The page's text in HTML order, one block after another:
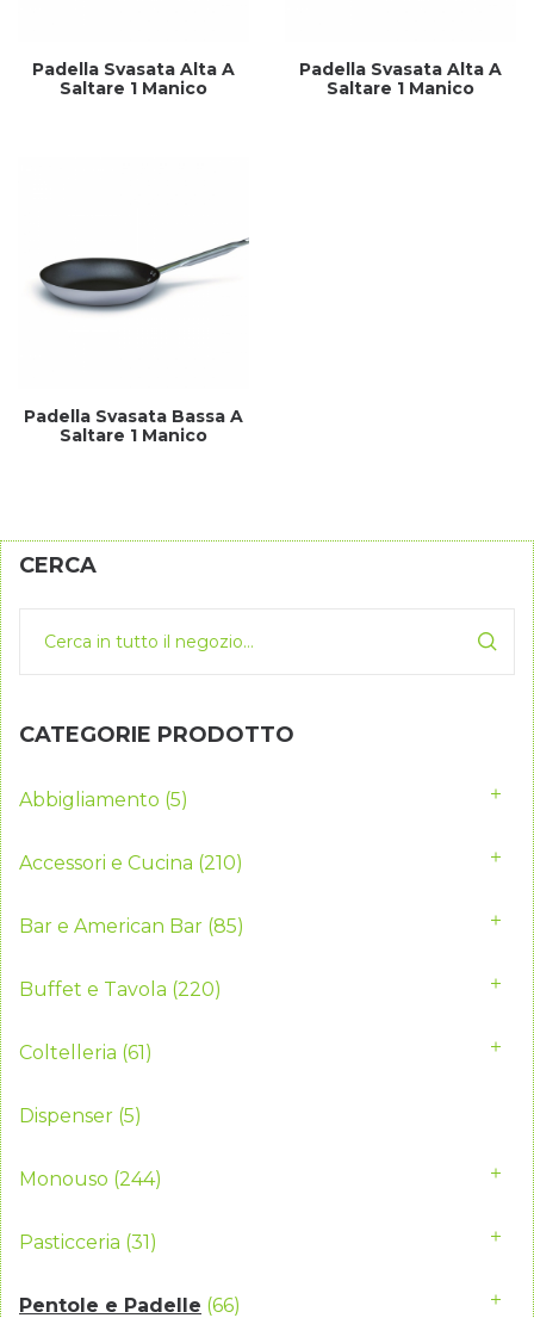
Padella Svasata Alta A
Saltare 1 Manico
Padella Svasata Alta A
Saltare 1 Manico
Padella Svasata Bassa A
Saltare 1 Manico
CERCA
CATEGORIE PRODOTTO
Abbigliamento (5)
Accessori e Cucina (210)
Bar e American Bar (85)
Buffet e Tavola (220)
Coltelleria (61)
Dispenser (5)
Monouso (244)
Pasticceria (31)
Pentole e Padelle (66)